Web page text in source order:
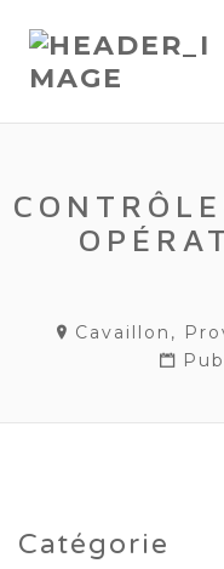
Cavaillon,
Catégorie